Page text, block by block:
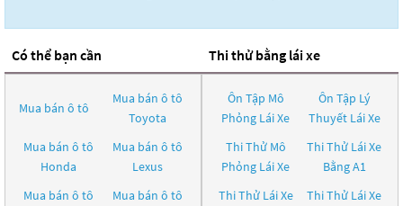
Có thể bạn cần
Mua bán ô tô
Mua bán ô tô
Toyota
Mua bán ô tô
Honda
Mua bán ô tô
Lexus
Mua bán ô tô
Mua bán ô tô
Thi thử bằng lái xe
Ôn Tập Mô
Phỏng Lái Xe
Ôn Tập Lý
Thuyết Lái Xe
Thi Thử Mô
Phỏng Lái Xe
Thi Thử Lái Xe
Bằng A1
Thi Thử Lái Xe
Thi Thử Lái Xe